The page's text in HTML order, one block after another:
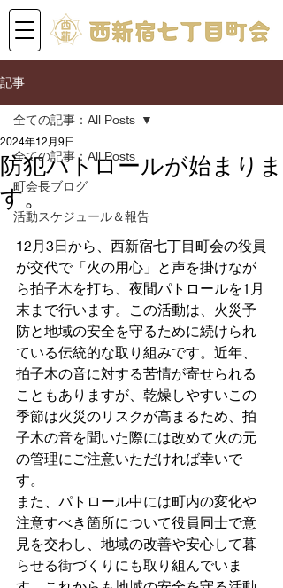
記事
全ての記事：All Posts
町会長ブログ
活動スケジュール＆報告
全ての記事：All Posts
防犯パトロールが始まりま
す。
2024年12月9日
12月3日から、西新宿七丁目町会の役員
が交代で「火の用心」と声を掛けなが
ら拍子木を打ち、夜間パトロールを1月
末まで行います。この活動は、火災予
防と地域の安全を守るために続けられ
ている伝統的な取り組みです。近年、
拍子木の音に対する苦情が寄せられる
こともありますが、乾燥しやすいこの
季節は火災のリスクが高まるため、拍
子木の音を聞いた際には改めて火の元
の管理にご注意いただければ幸いで
す。
また、パトロール中には町内の変化や
注意すべき箇所について役員同士で意
見を交わし、地域の改善や安心して暮
らせる街づくりにも取り組んでいま